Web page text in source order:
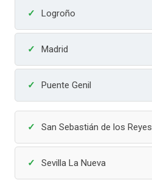
Logroño
Madrid
Puente Genil
San Sebastián de los Reyes
Sevilla La Nueva